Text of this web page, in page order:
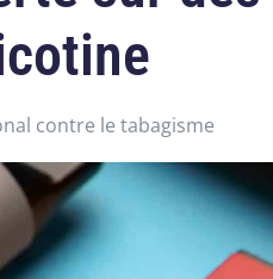
contre le tabagisme